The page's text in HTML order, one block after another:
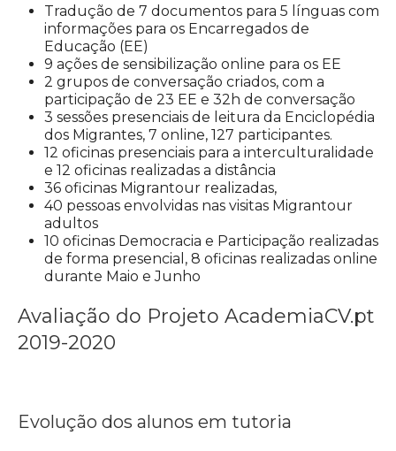
Tradução de 7 documentos para 5 línguas com
informações para os Encarregados de
Educação (EE)
9 ações de sensibilização online para os EE
2 grupos de conversação criados, com a
participação de 23 EE e 32h de conversação
3 sessões presenciais de leitura da Enciclopédia
dos Migrantes, 7 online, 127 participantes.
12 oficinas presenciais para a interculturalidade
e 12 oficinas realizadas a distância
36 oficinas Migrantour realizadas,
40 pessoas envolvidas nas visitas Migrantour
adultos
10 oficinas Democracia e Participação realizadas
de forma presencial, 8 oficinas realizadas online
durante Maio e Junho
Avaliação do Projeto AcademiaCV.pt
2019-2020
Evolução dos alunos em tutoria